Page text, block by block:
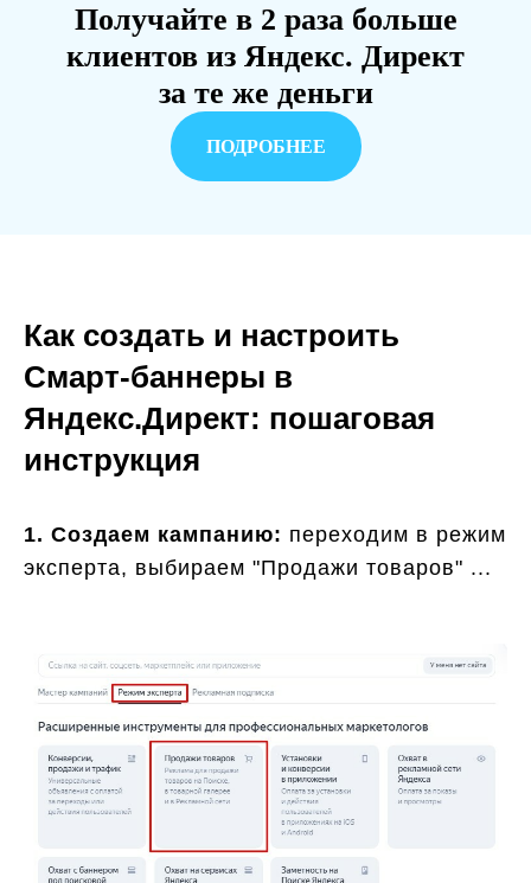
Получайте в 2 раза больше
клиентов из Яндекс. Директ
за те же деньги
ПОДРОБНЕЕ
Как создать и настроить
Смарт-баннеры в
Яндекс.Директ: пошаговая
инструкция
1. Создаем кампанию: переходим в режим
эксперта, выбираем "Продажи товаров" ...